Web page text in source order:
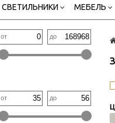
СВЕТИЛЬНИКИ МЕБЕЛЬ
от до
от до